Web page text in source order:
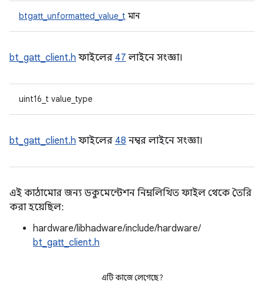
btgatt_unformatted_value_t মান
bt_gatt_client.h ফাইলের 47 লাইনে সংজ্ঞা।
uint16_t value_type
bt_gatt_client.h ফাইলের 48 নম্বর লাইনে সংজ্ঞা।
এই কাঠামোর জন্য ডকুমেন্টেশন নিম্নলিখিত ফাইল থেকে তৈরি
করা হয়েছিল:
hardware/libhadware/include/hardware/
bt_gatt_client.h
এটি কাজে লেগেছে?